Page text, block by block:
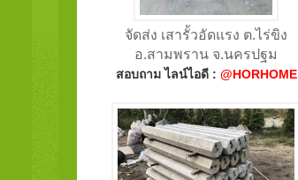
จัดส่ง เสารั้วอัดแรง ต.ไร่ขิง
อ.สามพราน จ.นครปฐม
สอบถาม ไลน์ไอดี : @HORHOME